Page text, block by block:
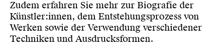
Zudem erfahren Sie mehr zur Biografie der
Künstler:innen, dem Entstehungsprozess von
Werken sowie der Verwendung verschiedener
Techniken und Ausdrucksformen.